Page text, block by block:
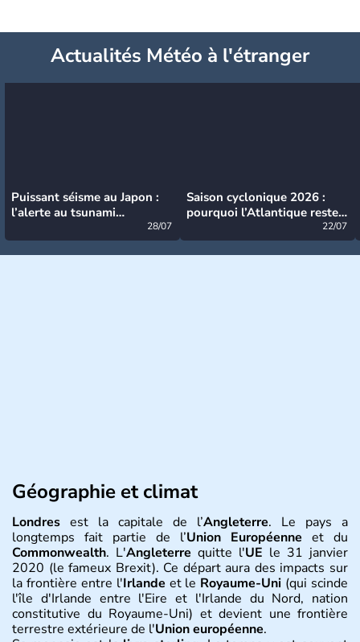
Actualités Météo à l'étranger
Puissant séisme au Japon :
l’alerte au tsunami
28/07
Saison cyclonique 2026 :
pourquoi l’Atlantique reste
22/07
Géographie et climat
Londres est la capitale de l’Angleterre. Le pays a
longtemps fait partie de l’Union Européenne et du
Commonwealth. L'Angleterre quitte l'UE le 31 janvier
2020 (le fameux Brexit). Ce départ aura des impacts sur
la frontière entre l'Irlande et le Royaume-Uni (qui scinde
l'île d'Irlande entre l'Eire et l'Irlande du Nord, nation
constitutive du Royaume-Uni) et devient une frontière
terrestre extérieure de l'Union européenne.